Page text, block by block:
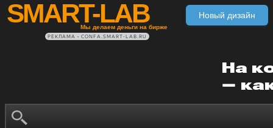
SMART-LAB
Мы делаем деньги на бирже
Новый дизайн
РЕКЛАМА • CONFA.SMART-LAB.RU